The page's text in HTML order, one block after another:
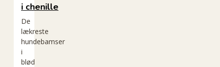
i chenille
De
lækreste
hundebamser
i
blød